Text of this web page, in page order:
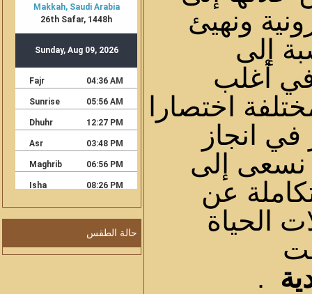
ونهيئ
إلى
في أغلب
اختصارا
انجاز
نسعى إلى
عن
الحياة
.
حالة الطقس